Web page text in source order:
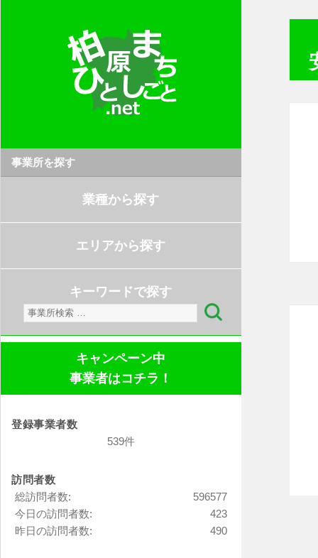
事業所を探す
業種から探す
エリアから探す
キーワードで探す
検
索:
キャンペーン中
事業者はコチラ！
登録事業者数
539件
訪問者数
596577
総訪問者数:
423
今日の訪問者数:
490
昨日の訪問者数: